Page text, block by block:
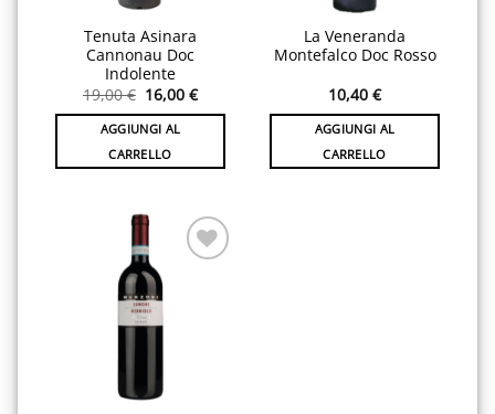
Tenuta Asinara
Cannonau Doc
Indolente
19,00€ Il
prezzo
originale
era:
19,00 €.
16,00€Il
prezzo
attuale
AGGIUNGI AL
CARRELLO
La Veneranda
Montefalco Doc Rosso
10,40 €
AGGIUNGI AL
CARRELLO
Aggiungi
alla lista
desideri